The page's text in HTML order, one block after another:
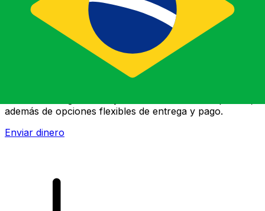
Transferencias de dinero internacionales Xe
además de opciones flexibles de entrega y pago.
Enviar dinero